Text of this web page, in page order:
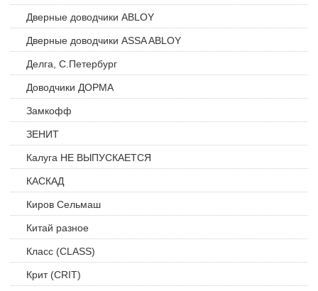
Дверные доводчики ABLOY
Дверные доводчики ASSA ABLOY
Делга, С.Петербург
Доводчики ДОРМА
Замкофф
ЗЕНИТ
Калуга НЕ ВЫПУСКАЕТСЯ
КАСКАД
Киров Сельмаш
Китай разное
Класс (CLASS)
Крит (CRIT)